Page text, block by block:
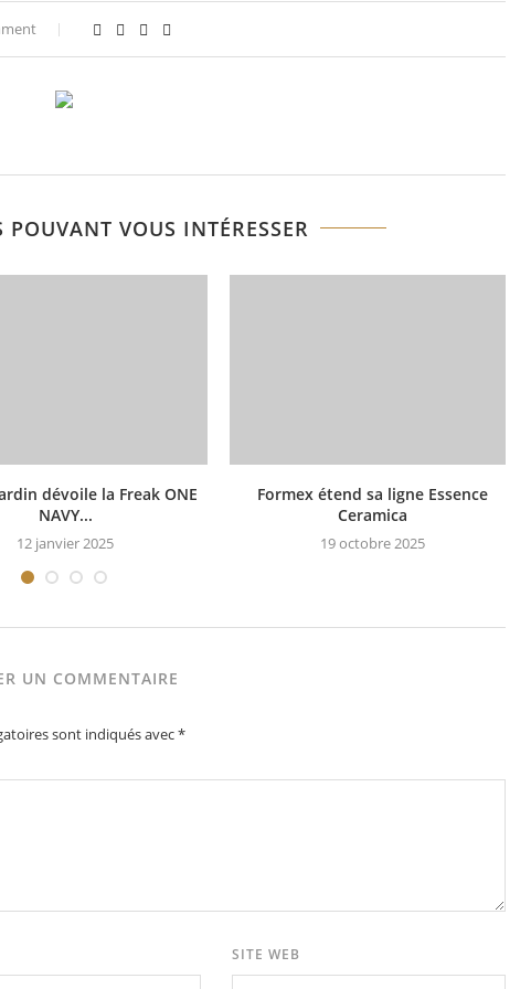
POUVANT VOUS INTÉRESSER
dévoile la Freak ONE
NAVY...
12 janvier 2025
Formex étend sa ligne Essence
Ceramica
19 octobre 2025
UN COMMENTAIRE
sont indiqués avec*
SITE WEB